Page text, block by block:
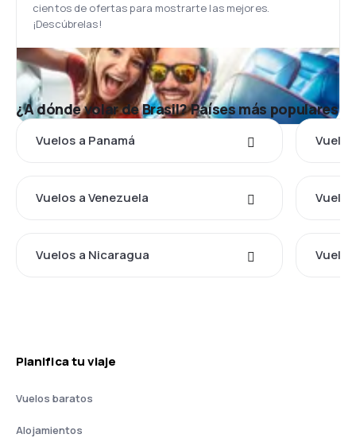
cientos de ofertas para mostrarte las mejores.
¡Descúbrelas!
¿A dónde volar de Brasil? Países más populares
Vuelos a Panamá
Vuelos a Venezuela
Vuelos a Nicaragua
Planifica tu viaje
Vuelos baratos
Alojamientos